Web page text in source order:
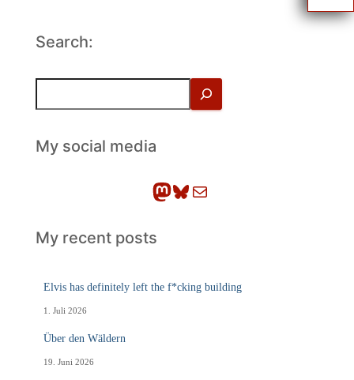
Search:
h
eMy social media
Mastodon Bluesky E-Mail
My recent posts
Elvis has definitely left the f*cking building
1. Juli 2026
Über den Wäldern
19. Juni 2026